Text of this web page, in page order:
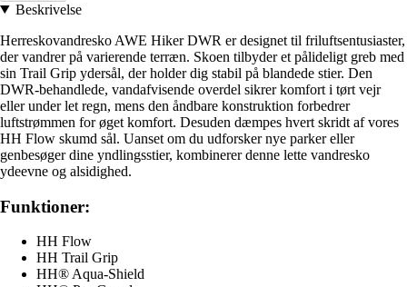
Beskrivelse
Herreskovandresko AWE Hiker DWR er designet til friluftsentusiaster,
der vandrer på varierende terræn. Skoen tilbyder et pålideligt greb med
sin Trail Grip ydersål, der holder dig stabil på blandede stier. Den
DWR-behandlede, vandafvisende overdel sikrer komfort i tørt vejr
eller under let regn, mens den åndbare konstruktion forbedrer
luftstrømmen for øget komfort. Desuden dæmpes hvert skridt af vores
HH Flow skumd sål. Uanset om du udforsker nye parker eller
genbesøger dine yndlingsstier, kombinerer denne lette vandresko
ydeevne og alsidighed.
Funktioner:
HH Flow
HH Trail Grip
HH® Aqua-Shield